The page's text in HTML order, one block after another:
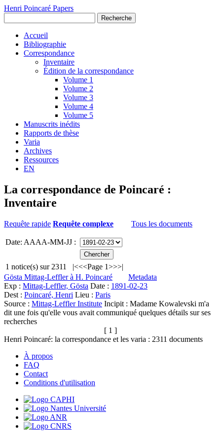
Henri Poincaré Papers
Recherche
Accueil
Bibliographie
Correspondance
Inventaire
Édition de la correspondance
Volume 1
Volume 2
Volume 3
Volume 4
Volume 5
Manuscrits inédits
Rapports de thèse
Varia
Archives
Ressources
EN
La correspondance de Poincaré :
Inventaire
Requête rapide Requête complexe Tous les documents
Date: AAAA-MM-JJ :
1 notice(s) sur 2311 |<<<Page 1>>>|
Gösta Mittag-Leffler à H. Poincaré
Metadata
Exp : Mittag-Leffler, Gösta Date : 1891-02-23
Dest : Poincaré, Henri Lieu : Paris
Source : Mittag-Leffler Institute Incipit : Madame Kowalevski m'a
dit une fois qu'elle vous avait communiqué quelques détails sur ses
recherches
[ 1 ]
Henri Poincaré: la correspondance et les varia : 2311 documents
À propos
FAQ
Contact
Conditions d'utilisation